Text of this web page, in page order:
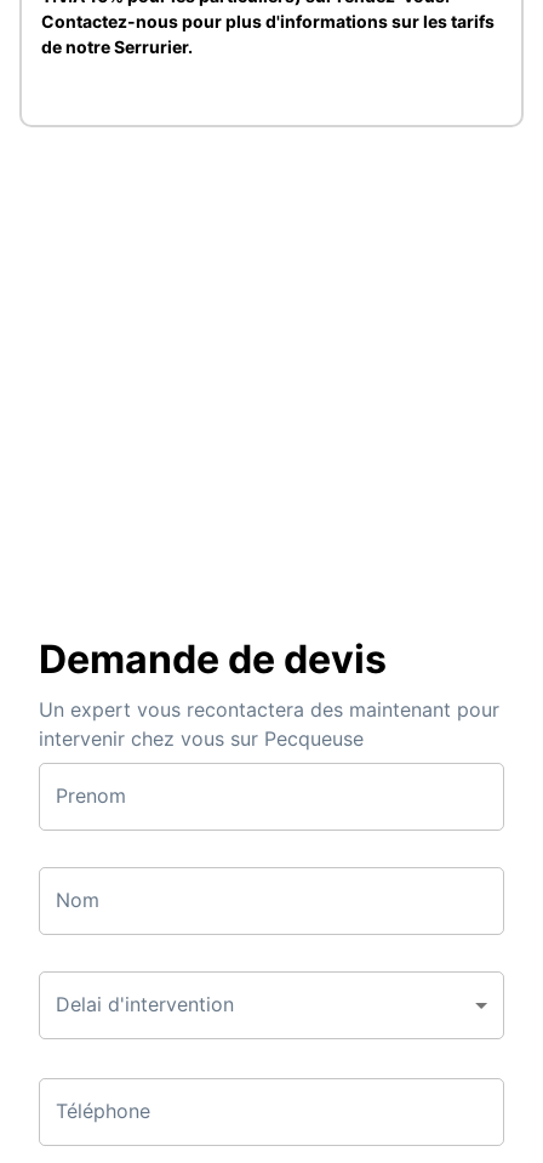
Contactez-nous pour plus d'informations sur les tarifs
de notre Serrurier.
Demande de devis
Un expert vous recontactera des maintenant pour
intervenir chez vous sur Pecqueuse
Prenom
Nom
Delai d'intervention
Téléphone